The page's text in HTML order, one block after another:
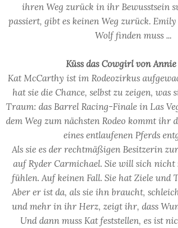
ihren Weg zurück in ihr Bewusstsein
passiert, gibt es keinen Weg zurück.
Wolf finden muss ...
Küss das Cowgirl von Annie
Kat McCarthy ist im Rodeozirkus
hat sie die Chance, selbst zu zeigen,
Traum: das Barrel Racing-Finale in Las
dem Weg zum nächsten Rodeo kommt ihr
eines entlaufenen Pferds
Als sie es der rechtmäßigen Besitzerin
auf Ryder Carmichael. Sie will sich
fühlen. Auf keinen Fall. Sie hat Ziele und
Aber er ist da, als sie ihn braucht,
und mehr in ihr Herz, zeigt ihr, dass
Und dann muss Kat feststellen, es ist